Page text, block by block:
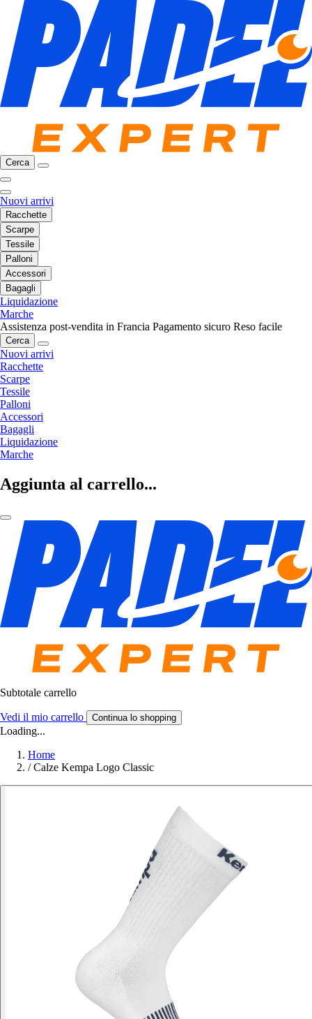
Cerca
Nuovi arrivi
Racchette
Scarpe
Tessile
Palloni
Accessori
Bagagli
Liquidazione
Marche
Assistenza post-vendita in Francia Pagamento sicuro Reso facile
Cerca
Nuovi arrivi
Racchette
Scarpe
Tessile
Palloni
Accessori
Bagagli
Liquidazione
Marche
Aggiunta al carrello...
Subtotale carrello
Vedi il mio carrello Continua lo shopping
Loading...
Home
/ Calze Kempa Logo Classic